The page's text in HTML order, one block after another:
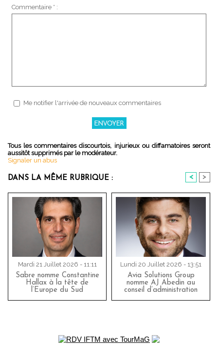
Commentaire * :
Me notifier l'arrivée de nouveaux commentaires
Tous les commentaires discourtois, injurieux ou diffamatoires seront
aussitôt supprimés par le modérateur.
Signaler un abus
DANS LA MÊME RUBRIQUE : < >
Mardi 21 Juillet 2026 - 11:11
Sabre nomme Constantine
Hallax à la tête de
l’Europe du Sud
Lundi 20 Juillet 2026 - 13:51
Avia Solutions Group
nomme AJ Abedin au
conseil d’administration